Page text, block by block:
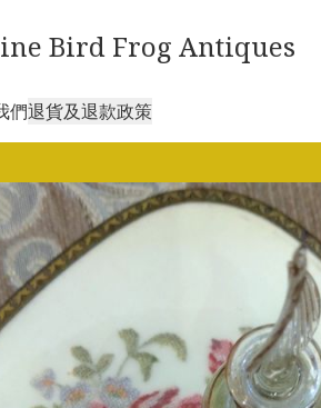
Bird Frog Antiques
們退貨及退款政策